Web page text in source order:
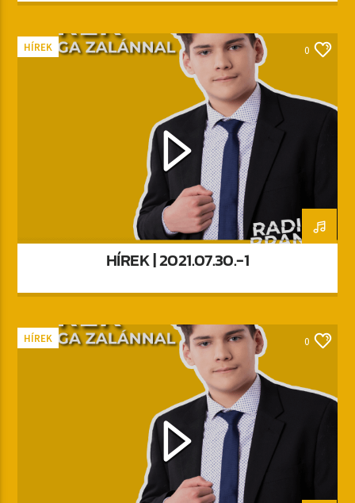
HÍREK 0
HÍREK | 2021.07.30.-1
HÍREK 0